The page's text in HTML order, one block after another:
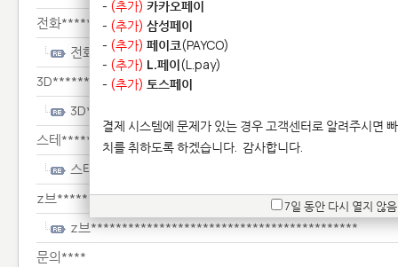
전화**********
전화**********
3D****************************
3D****************************
스테*******************
스테*******************
z브*******************************************
z브*******************************************
문의****
- (추가) 카카오페이
- (추가) 삼성페이
- (추가) 페이코(PAYCO)
- (추가) L.페이(L.pay)
- (추가) 토스페이
결제 시스템에 문제가 있는 경우 고객센터로 알려주시면
치를 취하도록 하겠습니다. 감사합니다.
7일 동안 다시 열지 않음